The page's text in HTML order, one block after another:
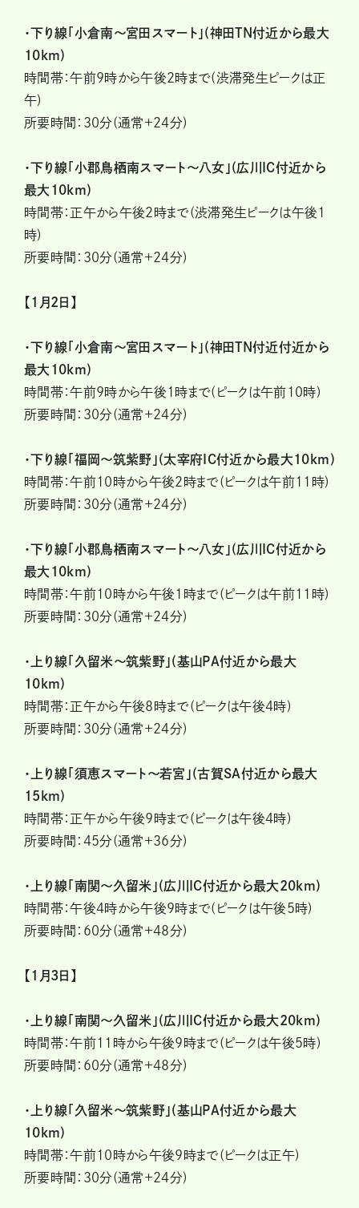
・下り線「小倉南〜宮田スマート」(神田TN付近から最大
10km)
時間帯：午前9時から午後2時まで(渋滞発生ピークは正
午)
所要時間：30分(通常+24分)
・下り線「小郡鳥栖南スマート〜八女」(広川IC付近から
最大10km)
時間帯：正午から午後2時まで(渋滞発生ピークは午後1
時)
所要時間：30分(通常+24分)
【1月2日】
・下り線「小倉南〜宮田スマート」(神田TN付近付近から
最大10km)
時間帯：午前9時から午後1時まで(ピークは午前10時)
所要時間：30分(通常+24分)
・下り線「福岡〜筑紫野」(太宰府IC付近から最大10km)
時間帯：午前10時から午後2時まで(ピークは午前11時)
所要時間：30分(通常+24分)
・下り線「小郡鳥栖南スマート〜八女」(広川IC付近から
最大10km)
時間帯：午前10時から午後1時まで(ピークは午前11時)
所要時間：30分(通常+24分)
・上り線「久留米〜筑紫野」(基山PA付近から最大
10km)
時間帯：正午から午後8時まで(ピークは午後4時)
所要時間：30分(通常+24分)
・上り線「須恵スマート〜若宮」(古賀SA付近から最大
15km)
時間帯：正午から午後9時まで(ピークは午後4時)
所要時間：45分(通常+36分)
・上り線「南関〜久留米」(広川IC付近から最大20km)
時間帯：午後4時から午後9時まで(ピークは午後5時)
所要時間：60分(通常+48分)
【1月3日】
・上り線「南関〜久留米」(広川IC付近から最大20km)
時間帯：午前11時から午後9時まで(ピークは午後5時)
所要時間：60分(通常+48分)
・上り線「久留米〜筑紫野」(基山PA付近から最大
10km)
時間帯：午前10時から午後9時まで(ピークは正午)
所要時間：30分(通常+24分)